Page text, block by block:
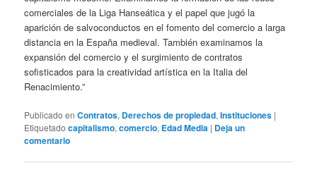
comerciales de la Liga Hanseática y el papel que jugó la
aparición de salvoconductos en el fomento del comercio a larga
distancia en la España medieval. También examinamos la
expansión del comercio y el surgimiento de contratos
sofisticados para la creatividad artística en la Italia del
Renacimiento.”
Publicado en Contratos, Derechos de propiedad,Instituciones |
Etiquetado capitalismo,comercio, Edad Media | Deja un
comentario